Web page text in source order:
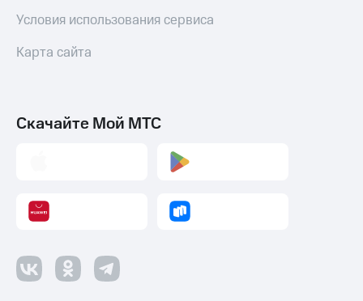
Условия использования сервиса
Карта сайта
Скачайте Мой МТС